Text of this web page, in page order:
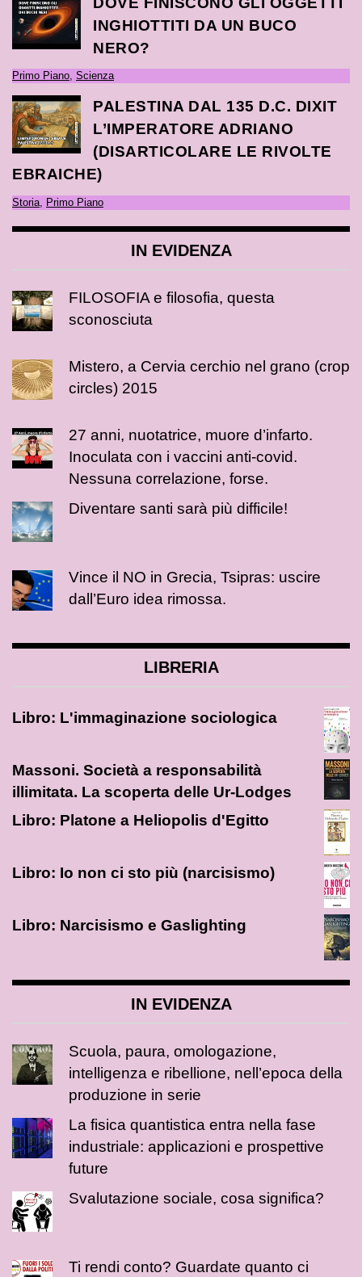
INGHIOTTITI DA UN BUCO
NERO?
Primo Piano, Scienza
PALESTINA DAL 135 D.C. DIXIT
L’IMPERATORE ADRIANO
(DISARTICOLARE LE RIVOLTE
EBRAICHE)
Storia Primo Piano
IN EVIDENZA
FILOSOFIA e filosofia, questa
sconosciuta
Mistero, a Cervia cerchio nel grano (crop
circles) 2015
27 anni, nuotatrice, muore d’infarto.
Inoculata con i vaccini anti-covid.
Nessuna correlazione, forse.
Diventare santi sarà più difficile!
Vince il NO in Grecia, Tsipras: uscire
dall’Euro idea rimossa.
LIBRERIA
Libro: L'immaginazione sociologica
Massoni. Società a responsabilità
illimitata. La scoperta delle Ur-Lodges
Libro: Platone a Heliopolis d'Egitto
Libro: Io non ci sto più (narcisismo)
Libro: Narcisismo e Gaslighting
IN EVIDENZA
Scuola, paura, omologazione,
intelligenza e ribellione, nell’epoca della
produzione in serie
La fisica quantistica entra nella fase
industriale: applicazioni e prospettive
future
Svalutazione sociale, cosa significa?
Ti rendi conto? Guardate quanto ci